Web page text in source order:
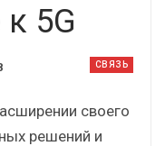
5G
СВЯЗЬ
своего
решений и